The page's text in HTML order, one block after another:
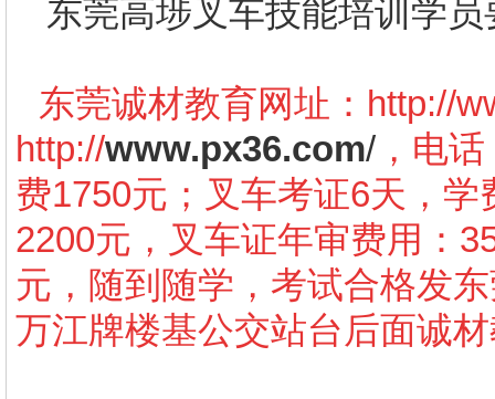
东莞高埗叉车技能培训学
东莞诚材教育网址： http://
http://www.px36.com/ ，电
费1750元；叉车考证6天，
2200元，叉车证年审费用：
元，随到随学，考试合格发
万江牌楼基公交站台后面诚